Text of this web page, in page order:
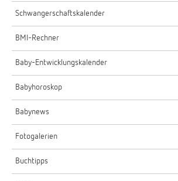
Schwangerschaftskalender
BMI-Rechner
Baby-Entwicklungskalender
Babyhoroskop
Babynews
Fotogalerien
Buchtipps